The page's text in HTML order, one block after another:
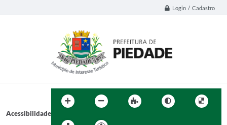
Login / Cadastro
Acessibilidade